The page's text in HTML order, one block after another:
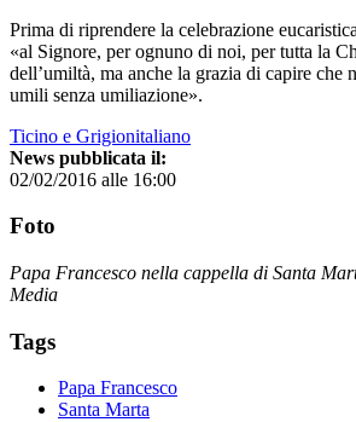
Prima di riprendere la celebrazione
«al Signore, per ognuno di noi, per tutta la
dell’umiltà, ma anche la grazia di capire che
umili senza umiliazione».
Ticino e Grigionitaliano
News pubblicata il:
02/02/2016 alle 16:00
Foto
Papa Francesco nella cappella di Santa
Media
Tags
Papa Francesco
Santa Marta